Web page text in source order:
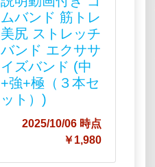
ムバンド 筋トレ
美尻 ストレッチ
バンド エクササ
イズバンド (中
+強+極（３本セ
ット）)
2025/10/06 時点
￥1,980